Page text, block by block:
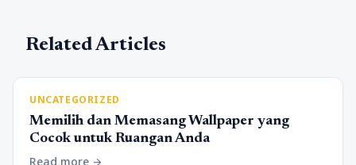
Related Articles
UNCATEGORIZED
Memilih dan Memasang Wallpaper yang
Cocok untuk Ruangan Anda
Read more arrow_forward